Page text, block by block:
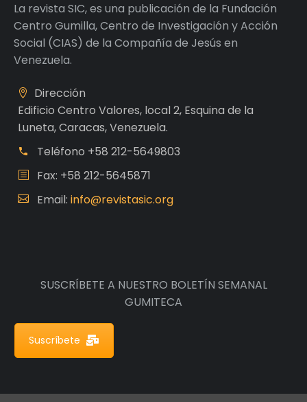
La revista SIC, es una publicación de la Fundación
Centro Gumilla, Centro de Investigación y Acción
Social (CIAS) de la Compañía de Jesús en
Venezuela.
Dirección
Edificio Centro Valores, local 2, Esquina de la
Luneta, Caracas, Venezuela.
Teléfono +58 212-5649803
Fax: +58 212-5645871
Email: info@revistasic.org
SUSCRÍBETE A NUESTRO BOLETÍN SEMANAL
GUMITECA
Suscríbete